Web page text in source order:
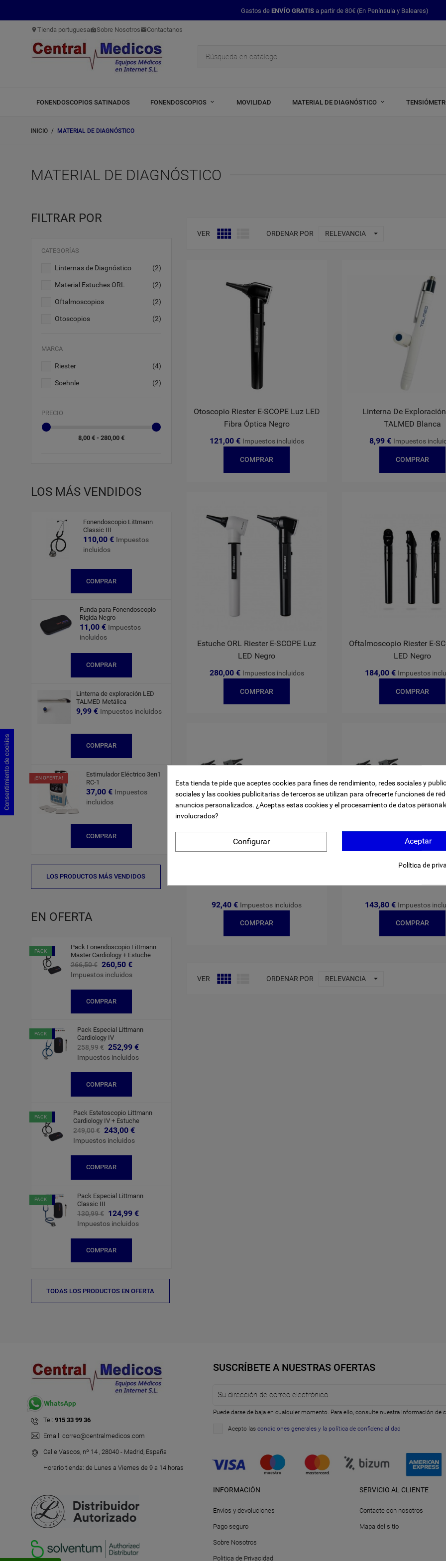
Gastos de ENVÍO GRATISa partir de 80€ (En Península y Baleares)
location_on Tienda portuguesabadgeSobre NosotrosmailContactanos
FONENDOSCOPIOS SATINADOS FONENDOSCOPIOS MOVILIDAD MATERIAL DE DIAGNÓSTICO
INICIO MATERIAL DE DIAGNÓSTICO
MATERIAL DE DIAGNÓSTICO
FILTRAR POR
CATEGORÍAS
Linternas de Diagnóstico (2)
Material Estuches ORL (2)
Oftalmoscopios (2)
Otoscopios (2)
MARCA
Riester (4)
Soehnle (2)
PRECIO
8,00 € - 280,00 €
LOS MÁS VENDIDOS
Fonendoscopio Littmann
Classic III
110,00 € Impuestos
incluidos
COMPRAR
Funda para Fonendoscopio
Rígida Negro
11,00 € Impuestos
incluidos
COMPRAR
Linterna de exploración LED
TALMED Metálica
9,99 € Impuestos incluidos
COMPRAR
¡EN OFERTA!
Estimulador Eléctrico 3en1
RC-1
37,00 € Impuestos
incluidos
COMPRAR
LOS PRODUCTOS MÁS VENDIDOS
EN OFERTA
-6,00 €
PACK
Pack Fonendoscopio Littmann
Master Cardiology + Estuche
266,50 € 260,50 €
Impuestos incluidos
COMPRAR
-6,00 €
PACK
Pack Especial Littmann
Cardiology IV
258,99 € 252,99 €
Impuestos incluidos
COMPRAR
-6,00 €
PACK
Pack Estetoscopio Littmann
Cardiology IV + Estuche
249,00 € 243,00 €
Impuestos incluidos
COMPRAR
-6,00 €
PACK
Pack Especial Littmann
Classic III
130,99 € 124,99 €
Impuestos incluidos
COMPRAR
TODAS LOS PRODUCTOS EN OFERTA
VER  ORDENAR POR RELEVANCIA 
Otoscopio Riester E-SCOPE Luz LED
Fibra Óptica Negro
121,00 € Impuestos incluidos
COMPRAR
Linterna De
TALMED Blanca
8,99 € Impuestos
COMPRAR
Estuche ORL Riester E-SCOPE Luz
LED Negro
280,00 € Impuestos incluidos
COMPRAR
Oftalmoscopio Riester E-
LED Negro
184,00 € Impuestos
COMPRAR
92,40 € Impuestos incluidos
COMPRAR
143,80 € Impuestos
COMPRAR
VER  ORDENAR POR RELEVANCIA 
WhatsApp
Tel: 915 33 99 36
Email: correo@centralmedicos.com
Calle Vascos, nº 14 , 28040 - Madrid, España
Horario tienda: de Lunes a Viernes de 9 a 14 horas
SUSCRÍBETE A NUESTRAS OFERTAS
Puede darse de baja en cualquier momento. Para ello, consulte nuestra información de
Acepto las condiciones generales y la política de confidencialidad
INFORMACIÓN
Envíos y devoluciones
Pago seguro
Sobre Nosotros
Politica de Privacidad
SERVICIO AL CLIENTE
Contacte con nosotros
Mapa del sitio
Esta tienda te pide que aceptes cookies para fines de rendimiento, redes sociales y
sociales y las cookies publicitarias de terceros se utilizan para ofrecerte funciones de
anuncios personalizados. ¿Aceptas estas cookies y el procesamiento de datos
involucrados?
Aceptar
Configurar
Política de
Consentimiento de cookies